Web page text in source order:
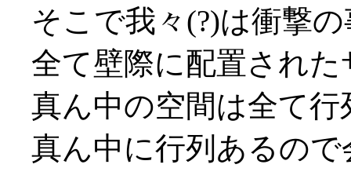
そこで我々(?)は衝撃
全て壁際に配置され
真ん中の空間は全て
真ん中に行列あるの